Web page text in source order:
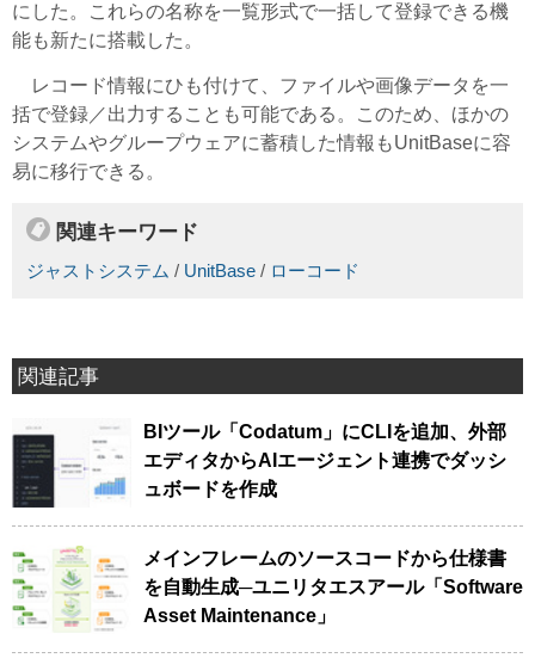
にした。これらの名称を一覧形式で一括して登録できる機
能も新たに搭載した。
レコード情報にひも付けて、ファイルや画像データを一
括で登録／出力することも可能である。このため、ほかの
システムやグループウェアに蓄積した情報もUnitBaseに容
易に移行できる。
関連キーワード
ジャストシステム / UnitBase / ローコード
関連記事
BIツール「Codatum」にCLIを追加、外部
エディタからAIエージェント連携でダッシ
ュボードを作成
メインフレームのソースコードから仕様書
を自動生成─ユニリタエスアール「Software
Asset Maintenance」